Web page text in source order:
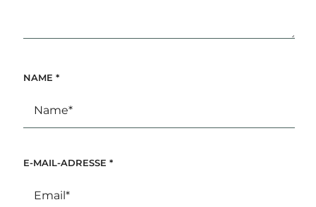
NAME *
E-MAIL-ADRESSE *